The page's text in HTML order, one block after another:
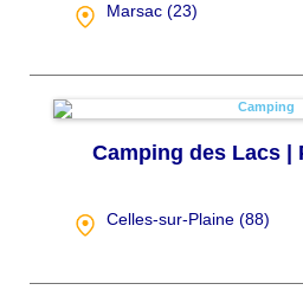
Marsac (23)
Camping des Lacs |
Celles-sur-Plaine (88)